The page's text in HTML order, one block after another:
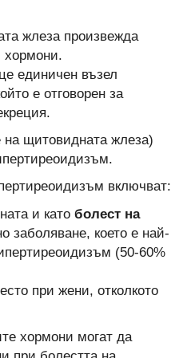
жлеза произвежда
хормони.
единичен възел
е отговорен за
на щитовидната жлеза)
включват:
и като болест на
заболяване, което е най-
(50-60%
при жени, отколкото
хормони могат да